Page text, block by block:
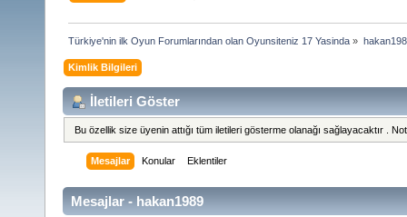
Türkiye'nin ilk Oyun Forumlarından olan Oyunsiteniz 17 Yasinda »
Kimlik Bilgileri
İletileri Göster
Bu özellik size üyenin attığı tüm iletileri gösterme olanağı sağlayacaktır .
Mesajlar Konular Eklentiler
Mesajlar - hakan1989